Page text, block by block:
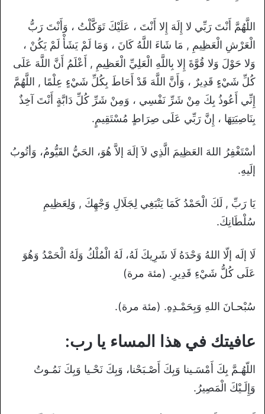
اللَّهُمَّ أَنْتَ رَبِّي لا إِلَهَ إِلا أَنْتَ ، عَلَيْكَ تَوَكَّلْتُ ، وَأَنْتَ رَبُّ
الْعَرْشِ الْعَظِيمِ , مَا شَاءَ اللَّهُ كَانَ ، وَمَا لَمْ يَشَأْ لَمْ يَكُنْ ،
وَلا حَوْلَ وَلا قُوَّةَ إِلا بِاللَّهِ الْعَلِيِّ الْعَظِيمِ , أَعْلَمُ أَنَّ اللَّهَ عَلَى
كُلِّ شَيْءٍ قَدِيرٌ ، وَأَنَّ اللَّهَ قَدْ أَحَاطَ بِكُلِّ شَيْءٍ عِلْمًا , اللَّهُمَّ
إِنِّي أَعُوذُ بِكَ مِنْ شَرِّ نَفْسِي ، وَمِنْ شَرِّ كُلِّ دَابَّةٍ أَنْتَ آخِذٌ
بِنَاصِيَتِهَا ، إِنَّ رَبِّي عَلَى صِرَاطٍ مُسْتَقِيمٍ.
أسْتَغْفِرُ اللهَ العَظِيمَ الَّذِي لاَ إلَهَ إلاَّ هُوَ، الحَيُّ القَيُّومُ، وَأتُوبُ
إلَيهِ.
يَا رَبِّ , لَكَ الْحَمْدُ كَمَا يَنْبَغِي لِجَلَالِ وَجْهِكَ , وَلِعَظِيمِ
سُلْطَانِكَ.
لَا إلَه إلّا اللهُ وَحْدَهُ لَا شَرِيكَ لَهُ، لَهُ الْمُلْكُ وَلَهُ الْحَمْدُ وَهُوَ
عَلَى كُلُّ شَيْءِ قَدِيرِ. (مئة مرة)
سُبْحـانَ اللهِ وَبِحَمْـدِهِ. (مئة مرة).
عافيتك في هذا المساء يا رب:
اللّهُـمَّ بِكَ أَمْسَـينا وَبِكَ أَصْـبَحْنا، وَبِكَ نَحْـيا وَبِكَ نَمُـوتُ
وَإِلَـيْكَ الْمَصِيرُ.